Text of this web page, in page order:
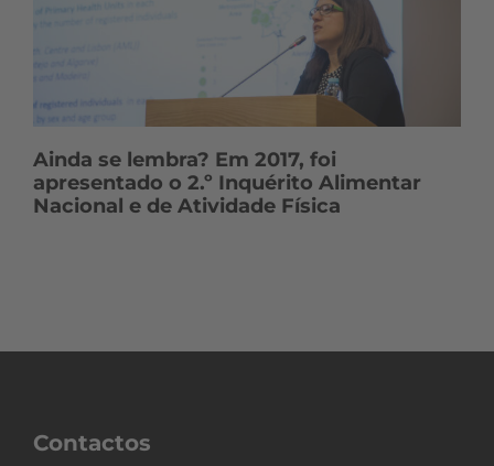
Ainda se lembra? Em 2017, foi
apresentado o 2.º Inquérito Alimentar
Nacional e de Atividade Física
Contactos